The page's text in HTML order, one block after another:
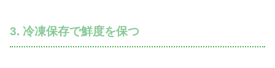
3. 冷凍保存で鮮度を保つ